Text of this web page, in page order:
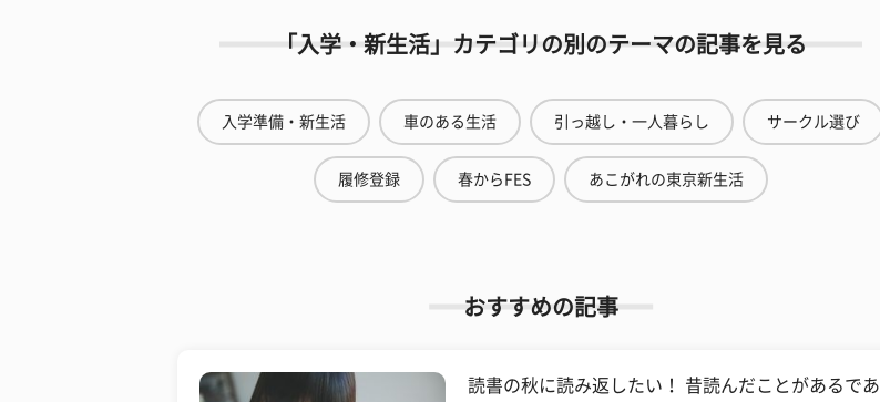
「入学・新生活」カテゴリの別のテーマの記事を見る
入学準備・新生活 車のある生活 引っ越し・一人暮らし サークル選び
履修登録 春からFES あこがれの東京新生活
おすすめの記事
読書の秋に読み返したい！ 昔読んだことがあるであ